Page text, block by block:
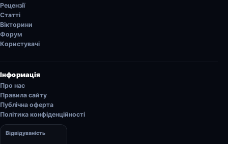
Рецензії
Статті
Вікторини
Форум
Користувачі
Інформація
Про нас
Правила сайту
Публічна оферта
Політика конфіденційності
Відвідуваність